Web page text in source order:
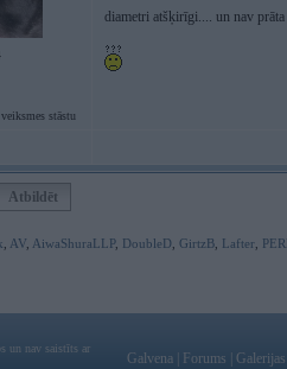
stāstu
diametri atšķirīgi.... un nav
Atbildēt
AV AiwaShuraLLP, DoubleD GirtzB Lafter
un nav saistīts ar
Galvena Forums Galerijas